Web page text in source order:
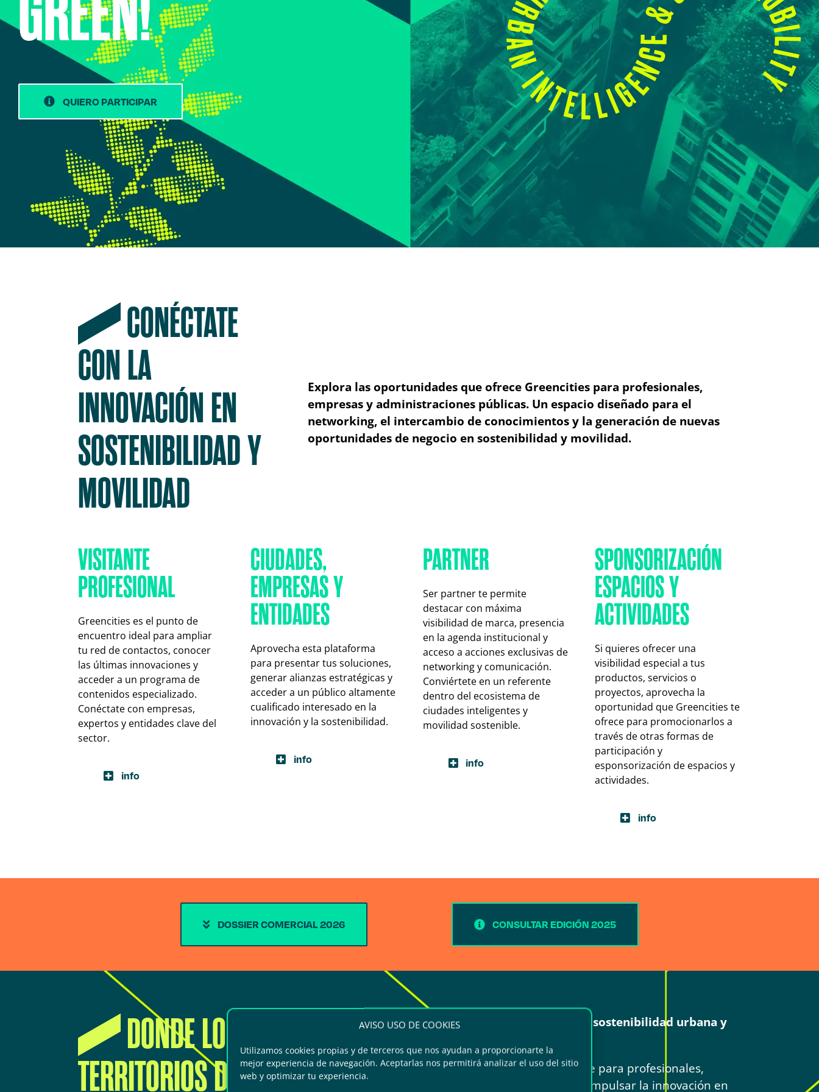
AVISO USO DE COOKIES
Utilizamos cookies propias y de terceros que nos ayudan a proporcionarte la
mejor experiencia de navegación. Aceptarlas nos permitirá analizar el uso del sitio
web y optimizar tu experiencia.
QUIERO PARTICIPAR
CONÉCTATE
CON LA
INNOVACIÓN EN
SOSTENIBILIDAD Y
MOVILIDAD
Explora las oportunidades que ofrece Greencities para profesionales,
empresas y administraciones públicas. Un espacio diseñado para el
networking, el intercambio de conocimientos y la generación de nuevas
oportunidades de negocio en sostenibilidad y movilidad.
VISITANTE
PROFESIONAL
Greencities es el punto de
encuentro ideal para ampliar
tu red de contactos, conocer
las últimas innovaciones y
acceder a un programa de
contenidos especializado.
Conéctate con empresas,
expertos y entidades clave del
sector.
info
CIUDADES,
EMPRESAS Y
ENTIDADES
Aprovecha esta plataforma
para presentar tus soluciones,
generar alianzas estratégicas y
acceder a un público altamente
cualificado interesado en la
innovación y la sostenibilidad.
info
PARTNER
Ser partner te permite
destacar con máxima
visibilidad de marca, presencia
en la agenda institucional y
acceso a acciones exclusivas de
networking y comunicación.
Conviértete en un referente
dentro del ecosistema de
ciudades inteligentes y
movilidad sostenible.
info
SPONSORIZACIÓN
ESPACIOS Y
ACTIVIDADES
Si quieres ofrecer una
visibilidad especial a tus
productos, servicios o
proyectos, aprovecha la
oportunidad que Greencities te
ofrece para promocionarlos a
través de otras formas de
participación y
esponsorización de espacios y
actividades.
info
DOSSIER COMERCIAL 2026 CONSULTAR EDICIÓN 2025
DONDE LOS
TERRITORIOS DEL
Conecta, aprende y crece en el evento líder sobre sostenibilidad urbana y
Greencities es el punto de encuentro imprescindible para profesionales,
empresas y administraciones públicas que buscan impulsar la innovación en